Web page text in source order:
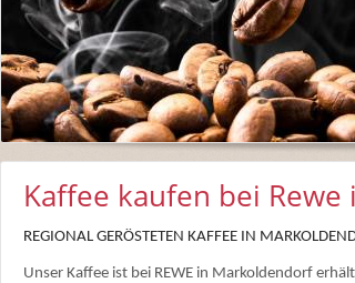
Kaffee kaufen bei
REGIONAL GERÖSTETEN KAFFEE IN
Unser Kaffee ist bei REWE in Markoldendorf